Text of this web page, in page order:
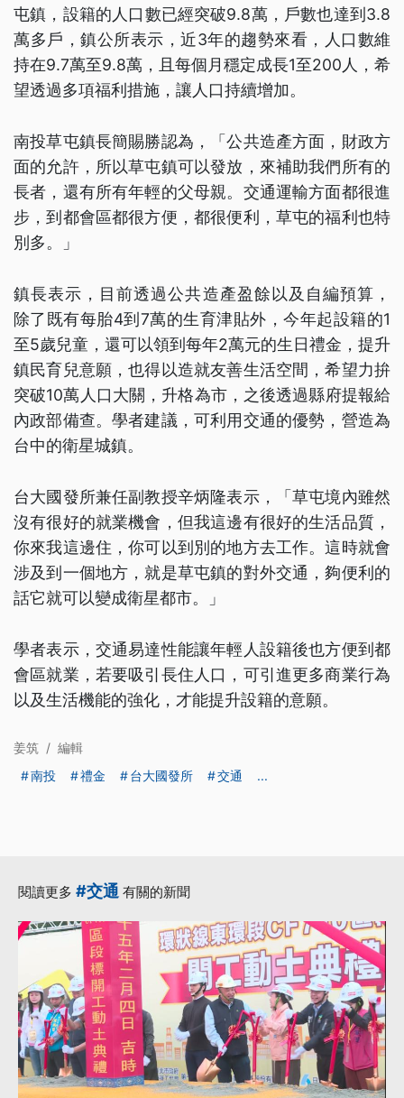
屯鎮，設籍的人口數已經突破9.8萬，戶數也達到3.8
萬多戶，鎮公所表示，近3年的趨勢來看，人口數維
持在9.7萬至9.8萬，且每個月穩定成長1至200人，希
望透過多項福利措施，讓人口持續增加。
南投草屯鎮長簡賜勝認為，「公共造產方面，財政方
面的允許，所以草屯鎮可以發放，來補助我們所有的
長者，還有所有年輕的父母親。交通運輸方面都很進
步，到都會區都很方便，都很便利，草屯的福利也特
別多。」
鎮長表示，目前透過公共造產盈餘以及自編預算，
除了既有每胎4到7萬的生育津貼外，今年起設籍的1
至5歲兒童，還可以領到每年2萬元的生日禮金，提升
鎮民育兒意願，也得以造就友善生活空間，希望力拚
突破10萬人口大關，升格為市，之後透過縣府提報給
內政部備查。學者建議，可利用交通的優勢，營造為
台中的衛星城鎮。
台大國發所兼任副教授辛炳隆表示，「草屯境內雖然
沒有很好的就業機會，但我這邊有很好的生活品質，
你來我這邊住，你可以到別的地方去工作。這時就會
涉及到一個地方，就是草屯鎮的對外交通，夠便利的
話它就可以變成衛星都市。」
學者表示，交通易達性能讓年輕人設籍後也方便到都
會區就業，若要吸引長住人口，可引進更多商業行為
以及生活機能的強化，才能提升設籍的意願。
姜筑 / 編輯
南投
禮金 台大國發所 交通 ...
閱讀更多 #交通 有關的新聞